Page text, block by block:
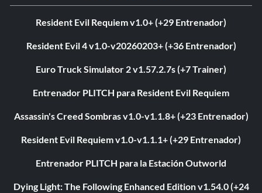
Resident Evil Requiem v1.0+ (+29 Entrenador)
Resident Evil 4 v1.0-v20260203+ (+36 Entrenador)
Euro Truck Simulator 2 v1.57.2.7s (+7 Trainer)
Entrenador PLITCH para Resident Evil Requiem
Assassin's Creed Sombras v1.0-v1.1.8+ (+23 Entrenador)
Resident Evil Requiem v1.0-v1.1.1+ (+29 Entrenador)
Entrenador PLITCH para la Estación Outworld
Dying Light: The Following Enhanced Edition v1.54.0 (+24